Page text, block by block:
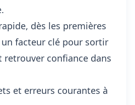
dès les premières
facteur clé pour sortir
retrouver confiance dans
et erreurs courantes à